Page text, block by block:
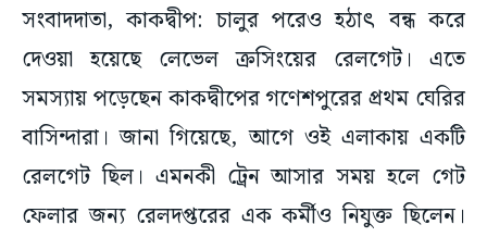
সংবাদদাতা, কাকদ্বীপ: চালুর পরেও হঠাৎ বন্ধ করে
দেওয়া হয়েছে লেভেল ক্রসিংয়ের রেলগেট। এতে
সমস্যায় পড়েছেন কাকদ্বীপের গণেশপুরের প্রথম ঘেরির
বাসিন্দারা। জানা গিয়েছে, আগে ওই এলাকায় একটি
রেলগেট ছিল। এমনকী ট্রেন আসার সময় হলে গেট
ফেলার জন্য রেলদপ্তরের এক কর্মীও নিযুক্ত ছিলেন।